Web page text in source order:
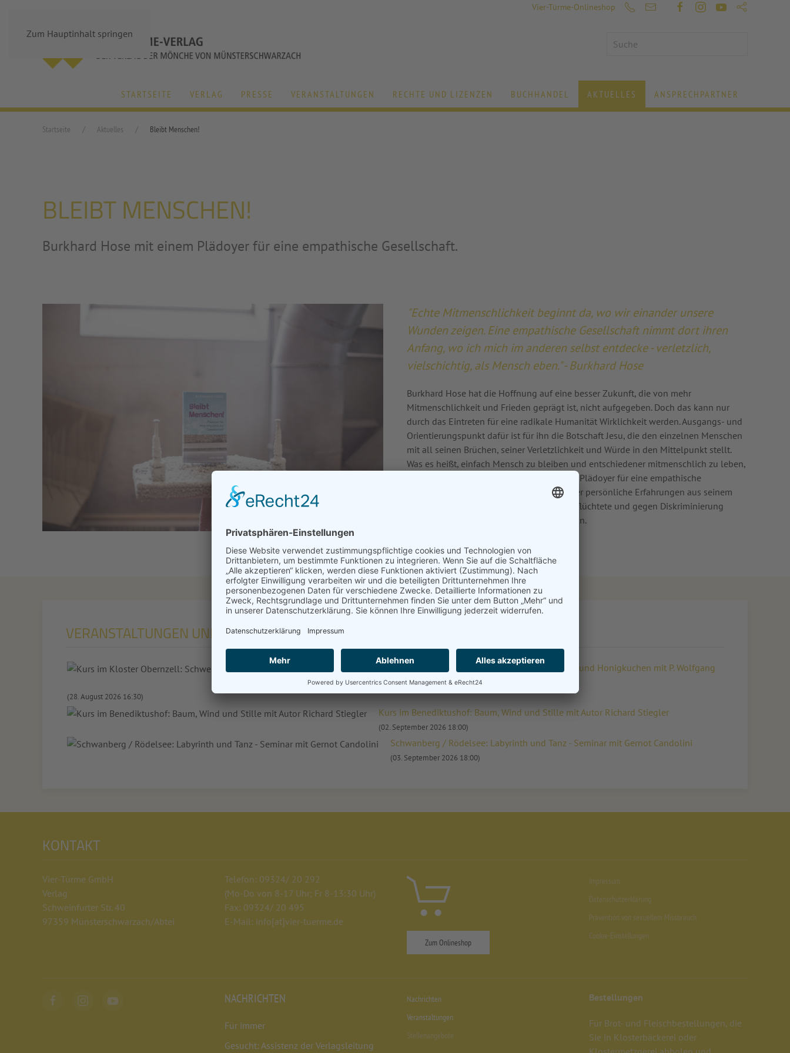
Zum Hauptinhalt springen
Vier-Türme-Onlineshop
STARTSEITE VERLAG PRESSE VERANSTALTUNGEN RECHTE UND LIZENZEN BUCHHANDEL AKTUELLES ANSPRECHPARTNER
Startseite Aktuelles Bleibt Menschen!
BLEIBT MENSCHEN!
Burkhard Hose mit einem Plädoyer für eine empathische Gesellschaft.
"Echte Mitmenschlichkeit beginnt da, wo wir einander unsere
Wunden zeigen. Eine empathische Gesellschaft nimmt dort ihren
Anfang, wo ich mich im anderen selbst entdecke - verletzlich,
vielschichtig, als Mensch eben." - Burkhard Hose
Burkhard Hose hat die Hoffnung auf eine besser Zukunft, die von mehr
Mitmenschlichkeit und Frieden geprägt ist, nicht aufgegeben. Doch das kann nur
durch das Eintreten für eine radikale Humanität Wirklichkeit werden. Ausgangs- und
Orientierungspunkt dafür ist für ihn die Botschaft Jesu, die den einzelnen Menschen
mit all seinen Brüchen, seiner Verletzlichkeit und Würde in den Mittelpunkt stellt.
Was es heißt, einfach Mensch zu bleiben und entschiedener mitmenschlich zu leben,
zeigt Burkhard Hose in "Bleibt Menschen! - Plädoyer für eine empathische
Gesellschaft". Dabei bezieht er immer wieder persönliche Erfahrungen aus seinem
zivilgesellschaftlichen Engagement für Geflüchtete und gegen Diskriminierung
sowie aus seiner Arbeit mit Studierenden ein.
Zum Buch im Onlineshop
VERANSTALTUNGEN UND LESUNGEN
Kurs im Kloster Obernzell: Schweigen und Honigkuchen mit P. Wolfgang
Sigler OSB
(28. August 2026 16:30)
Kurs im Benediktushof: Baum, Wind und Stille mit Autor Richard Stiegler
(02. September 2026 18:00)
Schwanberg / Rödelsee: Labyrinth und Tanz - Seminar mit Gernot Candolini
(03. September 2026 18:00)
KONTAKT
Vier-Türme GmbH
Verlag
Schweinfurter Str. 40
97359 Münsterschwarzach/Abtei
Telefon: 09324/ 20 292
(Mo-Do von 8-17 Uhr; Fr 8-13:30 Uhr)
Fax: 09324/ 20 495
E-Mail: info[at]vier-tuerme.de
Zum Onlineshop
Impressum
Datenschutzerklärung
Prävention von sexuellem Missbrauch
Cookie-Einstellungen
NACHRICHTEN
Für immer
Gesucht: Assistenz der Verlagsleitung
Nachrichten
Veranstaltungen
Stellenangebote
Bestellungen
Für Brot- und Fleischbestellungen, die
Sie in Klosterbäckerei oder